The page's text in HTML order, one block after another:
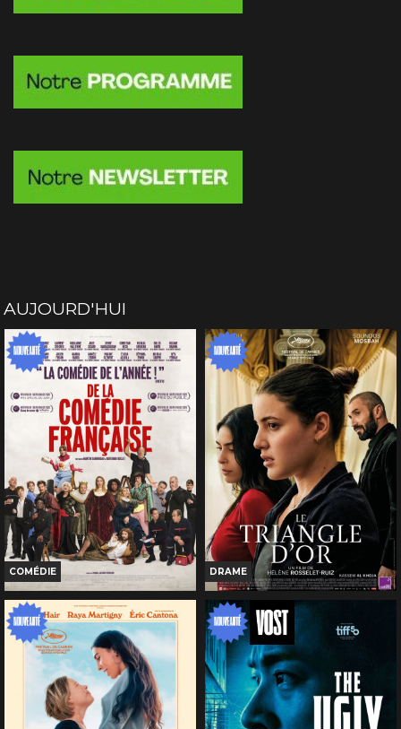
AUJOURD'HUI
COMÉDIE
DE LA COMÉDIE-FRANÇAISE
Horaires et Infos
Bande-annonce
Réservation
DRAME
LE TRIANGLE D'OR
Horaires et Infos
Bande-annonce
Réservation